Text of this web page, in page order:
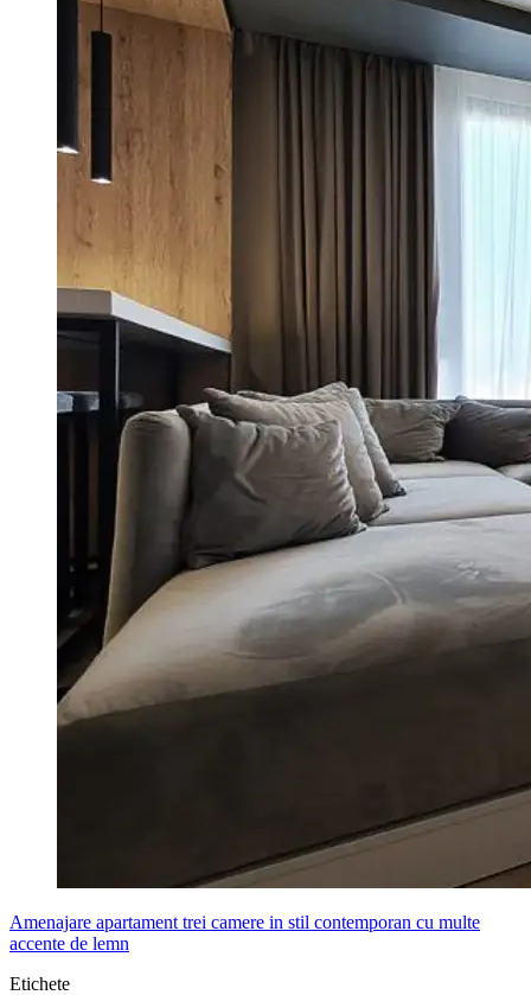
Amenajare apartament trei camere in stil contemporan cu multe
accente de lemn
Etichete